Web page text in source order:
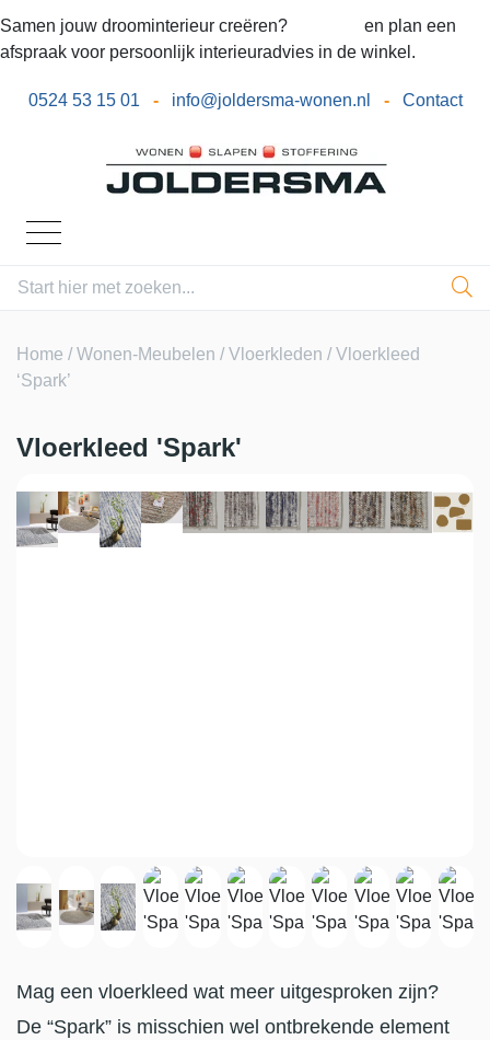
Samen jouw droominterieur creëren?
en plan een
afspraak voor persoonlijk interieuradvies in de winkel.
0524 53 15 01 - info@joldersma-wonen.nl - Contact
Home /Wonen-Meubelen /Vloerkleden / Vloerkleed
‘Spark’
Vloerkleed 'Spark'
Mag een vloerkleed wat meer uitgesproken zijn?
De “Spark” is misschien wel ontbrekende element